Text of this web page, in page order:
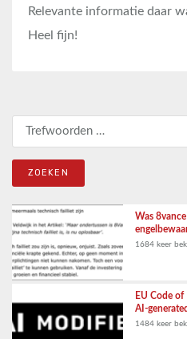
Relevante informatie daar
Heel fijn!
Was
1684 keer
EU Code
AI-
1484 keer